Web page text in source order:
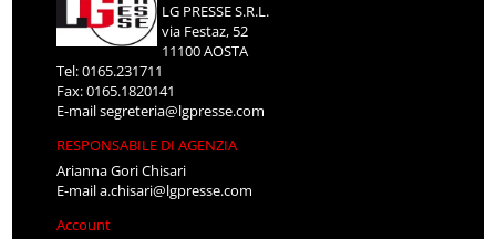
LG PRESSE S.R.L.
via Festaz, 52
11100 AOSTA
Tel: 0165.231711
Fax: 0165.1820141
E-mailsegreteria@lgpresse.com
RESPONSABILE DI AGENZIA
Arianna Gori Chisari
E-maila.chisari@lgpresse.com
Account